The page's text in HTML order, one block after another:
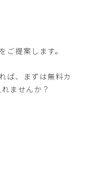
提案します。
ば、まずは無料カ
ませんか？